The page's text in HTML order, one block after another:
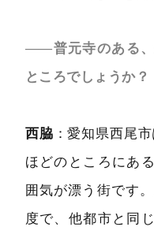
――普元寺のある、
ところでしょうか？
西脇 ：愛知県西尾
ほどのところにあ
囲気が漂う街です
度で、他都市と同